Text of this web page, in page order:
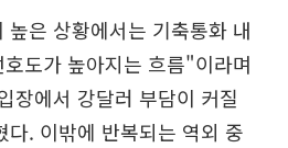
은 상황에서는 기축통화 내
도가 높아지는 흐름"이라며
장에서 강달러 부담이 커질
. 이밖에 반복되는 역외 중